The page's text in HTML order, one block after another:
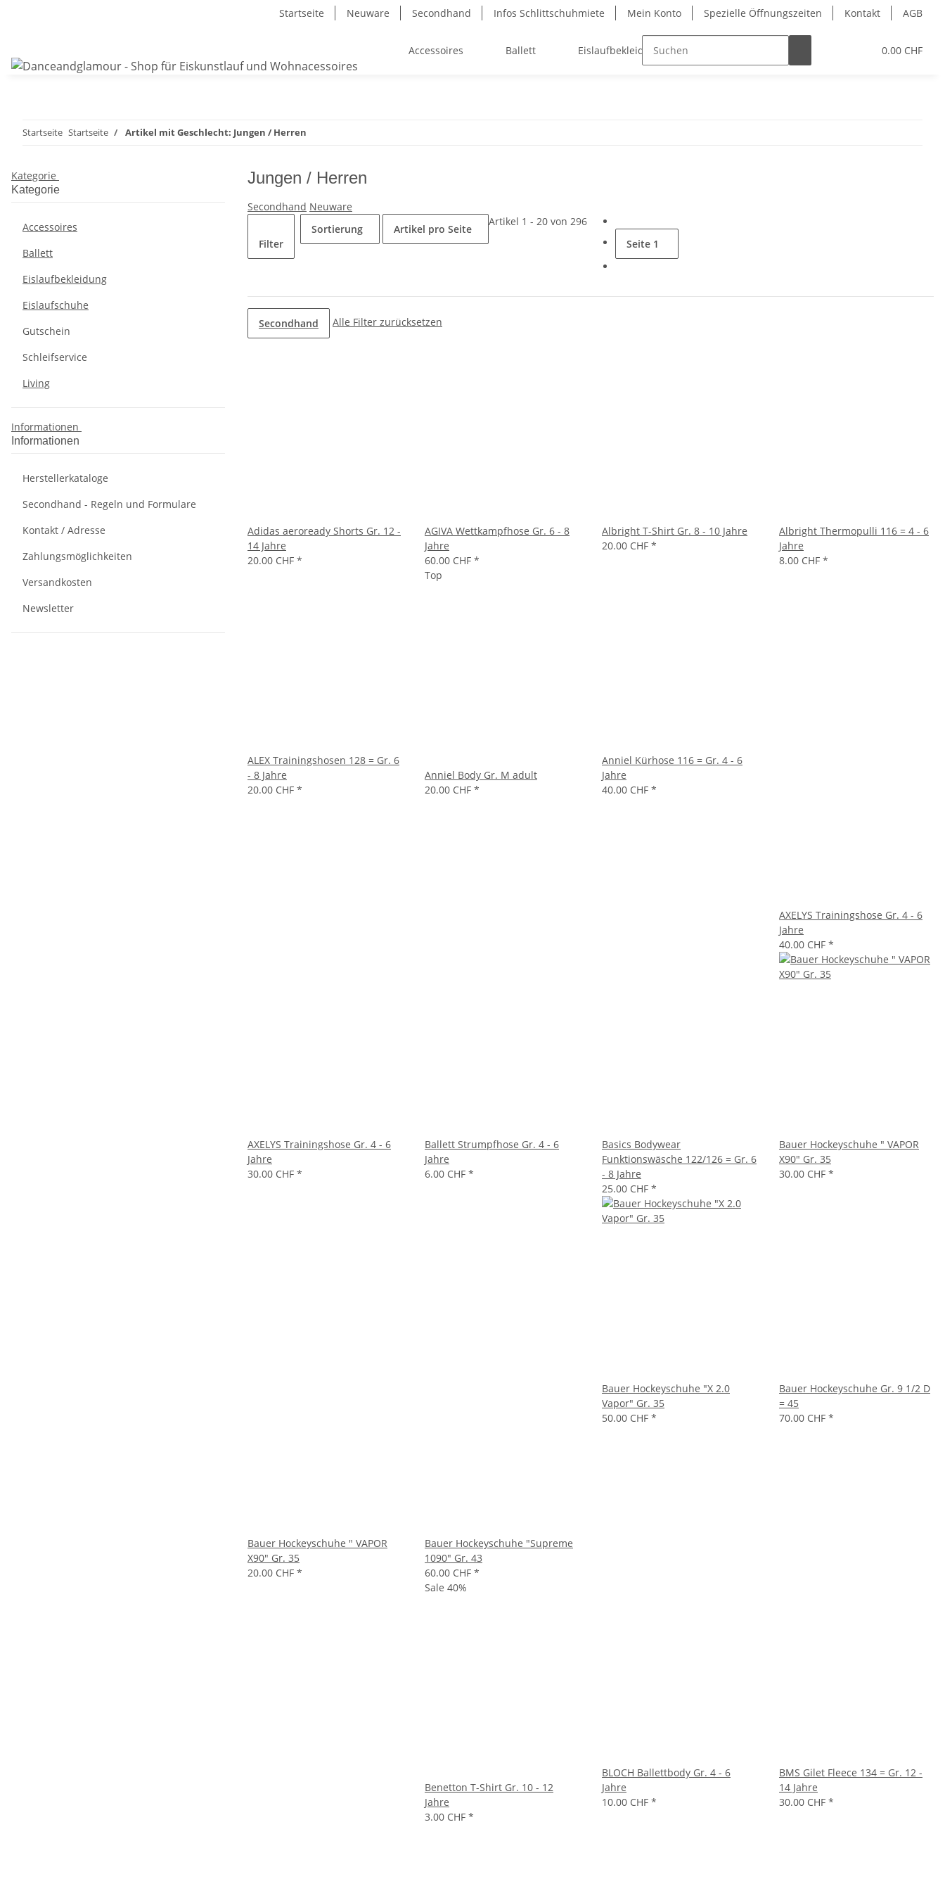
Startseite Neuware Secondhand Infos Schlittschuhmiete Mein Konto Spezielle Öffnungszeiten Kontakt AGB
0.00 CHF
Accessoires Ballett Eislaufbekleidung
Startseite Startseite Artikel mit Geschlecht: Jungen / Herren
Jungen / Herren
Secondhand Neuware
Filter
Sortierung Artikel pro Seite
Artikel 1 - 20 von 296
Seite 1
Secondhand Alle Filter zurücksetzen
Adidas aeroready Shorts Gr. 12 -
14 Jahre
20.00 CHF *
AGIVA Wettkampfhose Gr. 6 - 8
Jahre
60.00 CHF *
Albright T-Shirt Gr. 8 - 10 Jahre
20.00 CHF *
Albright Thermopulli 116 = 4 - 6
Jahre
8.00 CHF *
ALEX Trainingshosen 128 = Gr. 6
- 8 Jahre
20.00 CHF *
Top
Anniel Body Gr. M adult
20.00 CHF *
Anniel Kürhose 116 = Gr. 4 - 6
Jahre
40.00 CHF *
AXELYS Trainingshose Gr. 4 - 6
Jahre
40.00 CHF *
AXELYS Trainingshose Gr. 4 - 6
Jahre
30.00 CHF *
Ballett Strumpfhose Gr. 4 - 6
Jahre
6.00 CHF *
Basics Bodywear
Funktionswäsche 122/126 = Gr. 6
- 8 Jahre
25.00 CHF *
Bauer Hockeyschuhe " VAPOR
X90" Gr. 35
30.00 CHF *
Bauer Hockeyschuhe " VAPOR
X90" Gr. 35
20.00 CHF *
Bauer Hockeyschuhe "Supreme
1090" Gr. 43
60.00 CHF *
Bauer Hockeyschuhe "X 2.0
Vapor" Gr. 35
50.00 CHF *
Bauer Hockeyschuhe Gr. 9 1/2 D
= 45
70.00 CHF *
Sale 40%
Benetton T-Shirt Gr. 10 - 12
Jahre
3.00 CHF *
BLOCH Ballettbody Gr. 4 - 6
Jahre
10.00 CHF *
BMS Gilet Fleece 134 = Gr. 12 -
14 Jahre
30.00 CHF *
Kategorie
Kategorie
Accessoires
Ballett
Eislaufbekleidung
Eislaufschuhe
Gutschein
Schleifservice
Living
Informationen
Informationen
Herstellerkataloge
Secondhand - Regeln und Formulare
Kontakt / Adresse
Zahlungsmöglichkeiten
Versandkosten
Newsletter